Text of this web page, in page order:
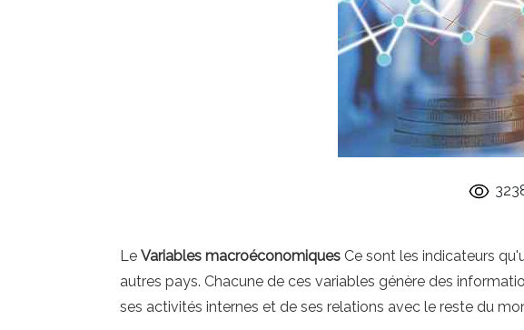
Le Variables macroéconomiques Ce sont les indicateurs
autres pays. Chacune de ces variables génère des
ses activités internes et de ses relations avec le reste du